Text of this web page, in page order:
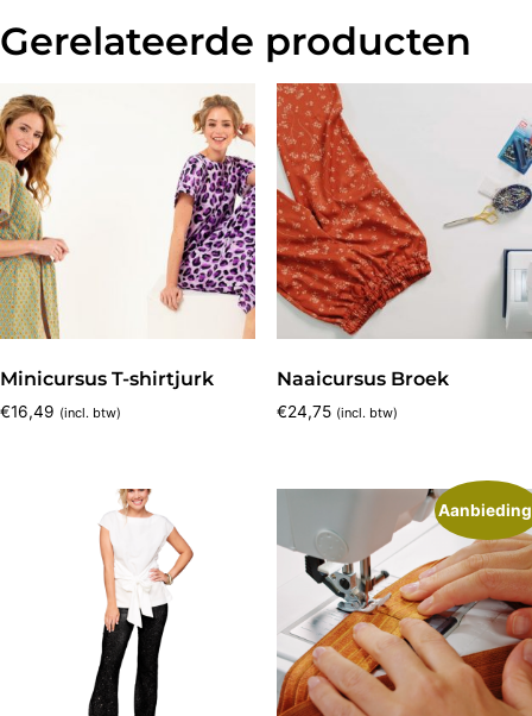
Gerelateerde producten
Minicursus T-shirtjurk
€16,49 (incl. btw)
Naaicursus Broek
€24,75 (incl. btw)